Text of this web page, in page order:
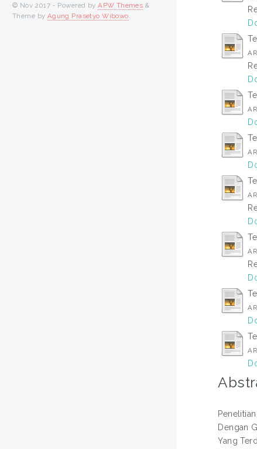
Dengan
Yang
© Nov 2017 - Powered byAPW Themes &
Theme by Agung Prasetyo Wibowo.